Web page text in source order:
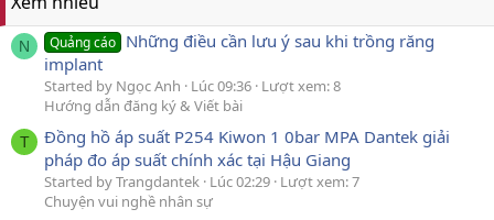
N Quảng cáo Những điều cần lưu ý sau khi trồng răng
implant
Started by Ngọc Anh Lúc 09:36 Lượt xem: 8
Hướng dẫn đăng ký & Viết bài
T
Đồng hồ áp suất P254 Kiwon 1 0bar MPA Dantek giải
pháp đo áp suất chính xác tại Hậu Giang
Started by Trangdantek Lúc 02:29 Lượt xem: 7
Chuyện vui nghề nhân sự